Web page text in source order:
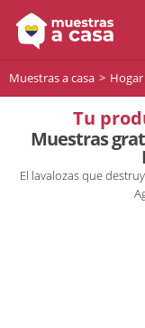
Muestras a casa Hogar
Tu
Muestras
El lavalozas que